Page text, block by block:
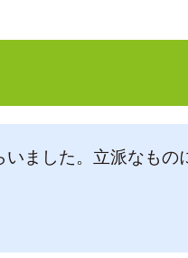
ました。立派なもの